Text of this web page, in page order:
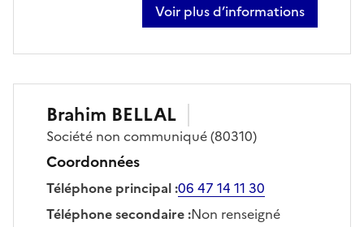
Voir plus d’informations
sur sylvain herichard
Brahim BELLAL
Société non communiqué(80310)
Coordonnées
Téléphone principal:06 47 14 11 30
Téléphone secondaire:Non renseigné